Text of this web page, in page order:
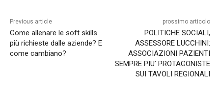
Previous article
Come allenare le soft skills
più richieste dalle aziende? E
come cambiano?
prossimo articolo
POLITICHE SOCIALI,
ASSESSORE LUCCHINI:
ASSOCIAZIONI PAZIENTI
SEMPRE PIU’ PROTAGONISTE
SUI TAVOLI REGIONALI